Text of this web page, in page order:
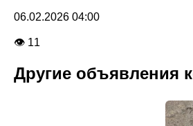
06.02.2026 04:00
👁 11
Другие объявления